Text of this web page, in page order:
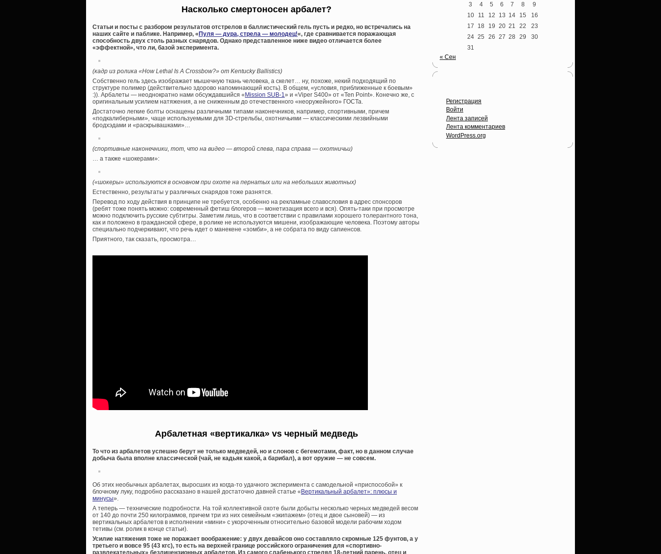
Насколько смертоносен арбалет?
Статьи и посты с разбором результатов отстрелов в баллистический гель пусть и редко, но встречались на
наших сайте и паблике. Например, « Пуля — дура, стрела — молодец!«, где сравнивается поражающая
способность двух столь разных снарядов. Однако представленное ниже видео отличается более
«эффектной», что ли, базой эксперимента.
(кадр из ролика «How Lethal Is A Crossbow?» от Kentucky Ballistics)
Собственно гель здесь изображает мышечную ткань человека, а скелет… ну, похоже, некий подходящий по
структуре полимер (действительно здорово напоминающий кость). В общем, «условия, приближенные к боевым»
:)). Арбалеты — неоднократно нами обсуждавшийся « Mission SUB-1» и «Viper S400» от «Ten Point». Конечно же, с
оригинальным усилием натяжения, а не сниженным до отечественного «неоружейного» ГОСТа.
Достаточно легкие болты оснащены различными типами наконечников, например, спортивными, причем
«подкалиберными», чаще используемыми для 3D-стрельбы, охотничьими — классическими лезвийными
бродхэдами и «раскрывашками»…
(спортивные наконечники, тот, что на видео — второй слева, пара справа — охотничьи)
… а также «шокерами»:
(«шокеры» используются в основном при охоте на пернатых или на небольших животных)
Естественно, результаты у различных снарядов тоже разнятся.
Перевод по ходу действия в принципе не требуется, особенно на рекламные славословия в адрес спонсоров
(ребят тоже понять можно: современный фетиш блогеров — монетизация всего и вся). Опять-таки при просмотре
можно подключить русские субтитры. Заметим лишь, что в соответствии с правилами хорошего толерантного тона,
как и положено в гражданской сфере, в ролике не используются мишени, изображающие человека. Поэтому авторы
специально подчеркивают, что речь идет о манекене «зомби», а не собрата по виду сапиенсов.
Приятного, так сказать, просмотра…
Арбалетная «вертикалка» vs черный медведь
То что из арбалетов успешно берут не только медведей, но и слонов с бегемотами, факт, но в данном случае
добыча была вполне классической (чай, не кадьяк какой, а барибал), а вот оружие — не совсем.
Об этих необычных арбалетах, выросших из когда-то удачного эксперимента с самодельной «приспособой» к
блочному луку, подробно рассказано в нашей достаточно давней статье « Вертикальный арбалет»: плюсы и
минусы».
А теперь — технические подробности. На той коллективной охоте были добыты несколько черных медведей весом
от 140 до почти 250 килограммов, причем три из них семейным «экипажем» (отец и двое сыновей) — из
вертикальных арбалетов в исполнении «мини» с укороченным относительно базовой модели рабочим ходом
тетивы (см. ролик в конце статьи).
Усилие натяжения тоже не поражает воображение: у двух девайсов оно составляло скромные 125 фунтов, а у
третьего и вовсе 95 (43 кгс), то есть на верхней границе российского ограничения для «спортивно-
3
4 5 6 7 8
9
10
11 12 13 14 15
16
17
18 19 20 21 22
23
24 25 26 27 28 29
30
31
« Сен
Регистрация
Войти
Лента записей
Лента комментариев
WordPress.org